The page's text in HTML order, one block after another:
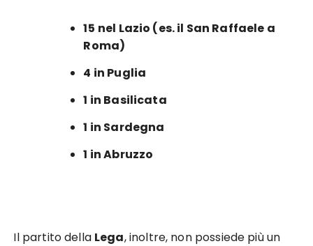
15 nel Lazio (es. il San Raffaele a
Roma)
4 in Puglia
1 in Basilicata
1 in Sardegna
1 in Abruzzo
Il partito della Lega, inoltre, non possiede più un